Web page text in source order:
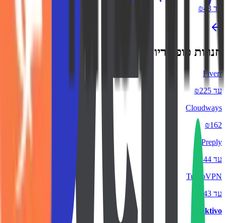
עד ₪43
חנויות פופולריות
Fiverr
עד ₪225
Cloudways
₪162
Preply
עד ₪44
TurboVPN
עד ₪43
backtivo